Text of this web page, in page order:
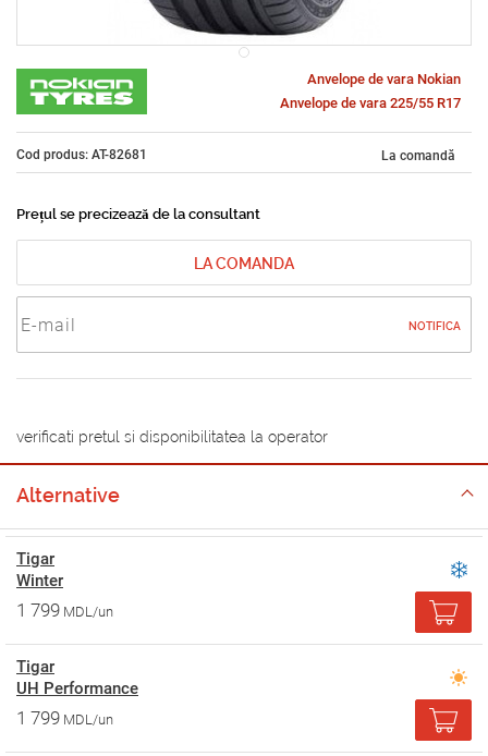
Anvelope de vara Nokian
Anvelope de vara 225/55 R17
Cod produs: AT-82681 La comandă
Prețul se precizează de la consultant
LA COMANDA
NOTIFICA
verificati pretul si disponibilitatea la operator
Alternative
Tigar
Winter
1 799 MDL/un
Tigar
UH Performance
1 799 MDL/un